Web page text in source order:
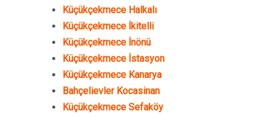
Küçükçekmece Halkalı
Küçükçekmece İkitelli
Küçükçekmece İnönü
Küçükçekmece İstasyon
Küçükçekmece Kanarya
Bahçelievler Kocasinan
Küçükçekmece Sefaköy